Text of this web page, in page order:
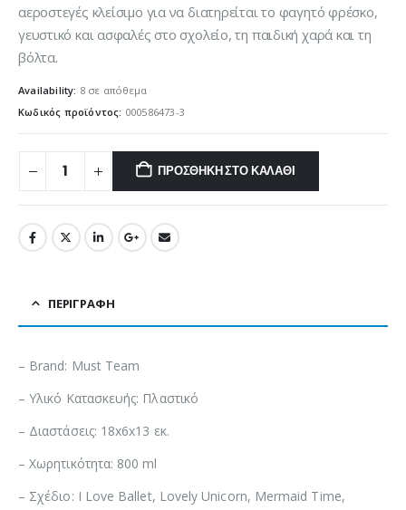
αεροστεγές κλείσιμο για να διατηρείται το φαγητό φρέσκο,
γευστικό και ασφαλές στο σχολείο, τη παιδική χαρά και τη
βόλτα.
Availability: 8 σε απόθεμα
Κωδικός προϊόντος: 000586473-3
ΠΡΟΣΘΉΚΗ ΣΤΟ ΚΑΛΆΘΙ
ΠΕΡΙΓΡΑΦΉ
– Brand: Must Team
– Υλικό Κατασκευής: Πλαστικό
– Διαστάσεις: 18x6x13 εκ.
– Χωρητικότητα: 800 ml
– Σχέδιο: I Love Ballet, Lovely Unicorn, Mermaid Time,